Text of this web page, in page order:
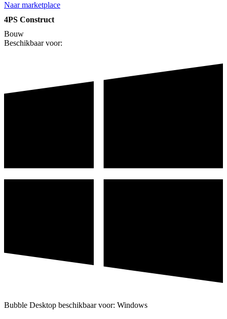
Naar marketplace
4PS Construct
Bouw
Beschikbaar voor:
Bubble Desktop beschikbaar voor: Windows